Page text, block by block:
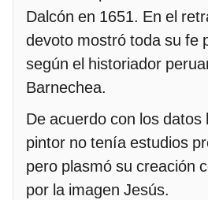
Dalcón en 1651. En el
devoto mostró toda su fe
según el historiador
Barnechea.
De acuerdo con los datos
pintor no tenía estudios
pero plasmó su creación
por la imagen Jesús.